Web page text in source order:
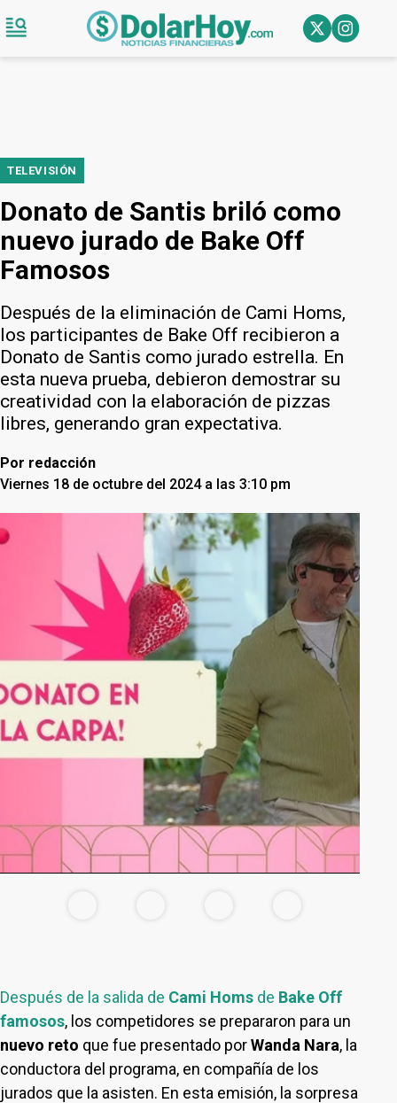
TELEVISIÓN
Donato de Santis briló como
nuevo jurado de Bake Off
Famosos
Después de la eliminación de Cami Homs,
los participantes de Bake Off recibieron a
Donato de Santis como jurado estrella. En
esta nueva prueba, debieron demostrar su
creatividad con la elaboración de pizzas
libres, generando gran expectativa.
Por redacción
Viernes 18 de octubre del 2024 a las 3:10 pm
Después de la salida de Cami Homs de Bake Off
famosos, los competidores se prepararon para un
nuevo reto que fue presentado porWanda Nara, la
conductora del programa, en compañía de los
jurados que la asisten. En esta emisión, la sorpresa